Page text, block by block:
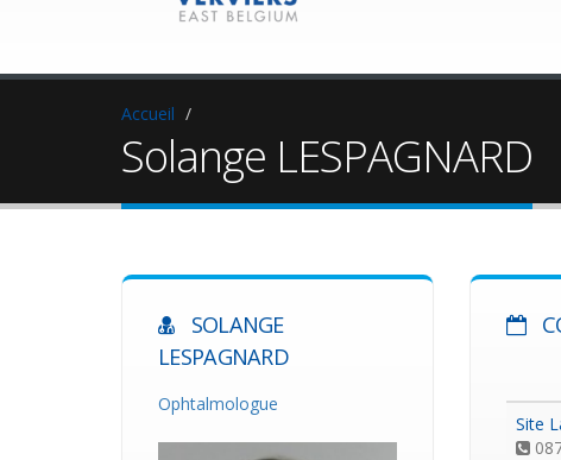
Accueil
Solange LESPAGNARD
SOLANGE
LESPAGNARD
Ophtalmologue
Site